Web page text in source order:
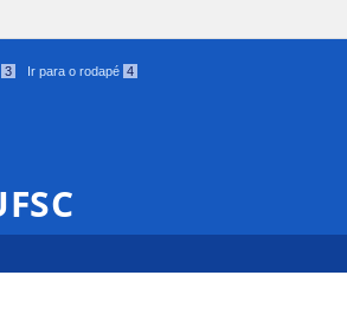
3 Ir para o rodapé 4